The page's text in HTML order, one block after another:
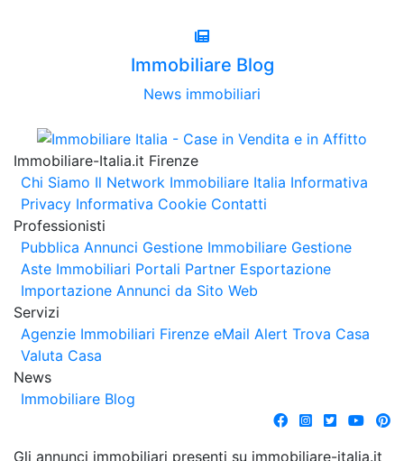
Immobiliare Blog
News immobiliari
Immobiliare-Italia.it Firenze
Chi Siamo Il Network Immobiliare Italia Informativa
Privacy Informativa Cookie Contatti
Professionisti
Pubblica Annunci Gestione Immobiliare Gestione
Aste Immobiliari Portali Partner Esportazione
Importazione Annunci da Sito Web
Servizi
Agenzie Immobiliari Firenze eMail Alert Trova Casa
Valuta Casa
News
Immobiliare Blog
Gli annunci immobiliari presenti su immobiliare-italia.it